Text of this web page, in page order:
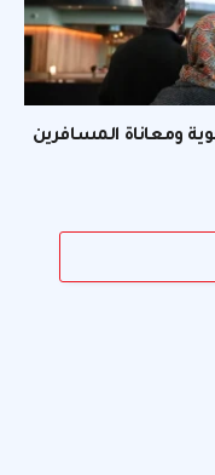
ومعاناة المسافرين